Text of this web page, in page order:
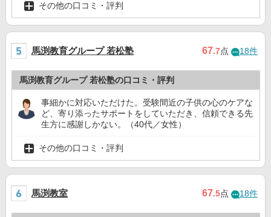
その他の口コミ・評判
馬渕教育グループ 若松塾 67.7点 18件
馬渕教育グループ 若松塾の口コミ・評判
事細かに対応いただけた。受験間近の子供の心のケアな
ど、寄り添ったサポートをしていただき、信頼できる先
生方に感謝しかない。（40代／女性）
その他の口コミ・評判
馬渕教室 67.5点 18件